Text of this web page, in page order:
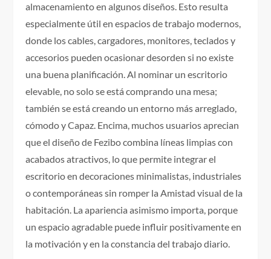
almacenamiento en algunos diseños. Esto resulta
especialmente útil en espacios de trabajo modernos,
donde los cables, cargadores, monitores, teclados y
accesorios pueden ocasionar desorden si no existe
una buena planificación. Al nominar un escritorio
elevable, no solo se está comprando una mesa;
también se está creando un entorno más arreglado,
cómodo y Capaz. Encima, muchos usuarios aprecian
que el diseño de Fezibo combina líneas limpias con
acabados atractivos, lo que permite integrar el
escritorio en decoraciones minimalistas, industriales
o contemporáneas sin romper la Amistad visual de la
habitación. La apariencia asimismo importa, porque
un espacio agradable puede influir positivamente en
la motivación y en la constancia del trabajo diario.